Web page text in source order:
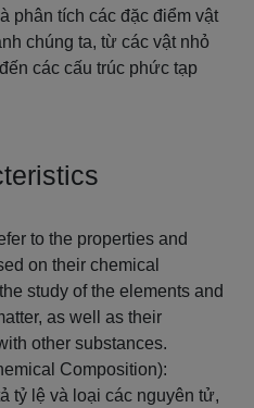
phân tích các đặc điểm vật
chúng ta, từ các vật nhỏ
các cấu trúc phức tạp
to the properties and
on their chemical
study of the elements and
as well as their
other substances.
Composition):
tỷ lệ và loại các nguyên tử,